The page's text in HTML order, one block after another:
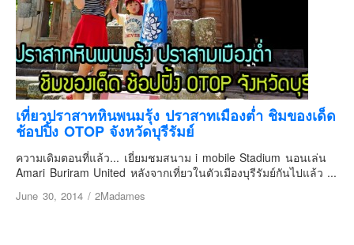
ภาคอีสาน
ทริปต่างประเทศ
ยุโรป
รัสเซีย
อิตาลี
ตุรกี-ตุรเคีย
เยอรมัน
ฝรั่งเศส
ออสเตรีย
เที่ยวปราสาทหินพนมรุ้ง ปราสาทเมืองต่ำ ชิมของเด็ด
ช้อปปิ้ง OTOP จังหวัดบุรีรัมย์
ความเดิมตอนที่แล้ว... เยี่ยมชมสนาม i mobile Stadium นอนเล่น
Amari Buriram United หลังจากเที่ยวในตัวเมืองบุรีรัมย์กันไปแล้ว ...
June 30, 2014 / 2Madames